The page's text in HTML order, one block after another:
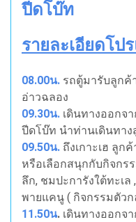
ปีดโบ๊ท
รายละเอียดโป
08.00น. รถตู้มารับลูกค้
อ่าวฉลอง
09.30น. เดินทางออกจ
ปีดโบ๊ท นำท่านเดินทาง
09.50น. ถึงเกาะเฮ ลูก
หรือเลือกสนุกกับกิจกร
ลึก, ชมปะการังใต้ทะเล
พายแคนู ( กิจกรรมตัว
11.50น. เดินทางออกจา